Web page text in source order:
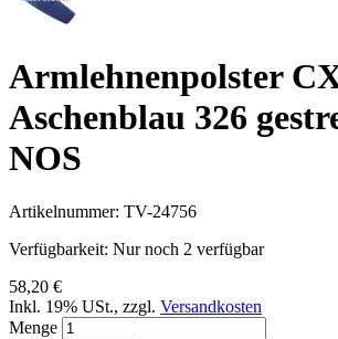
Armlehnenpolster
Aschenblau 326
NOS
Artikelnummer: TV-24756
Verfügbarkeit: Nur noch 2 verfügbar
58,20 €
Inkl. 19% USt., zzgl. Versandkosten
Menge